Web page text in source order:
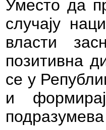
Уместо да
случају
власти
позитивна
се у
и